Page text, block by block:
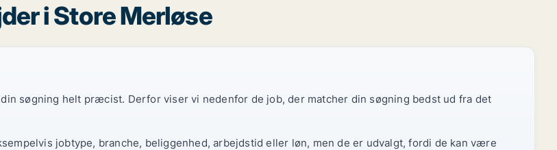
i Store Merløse
søgning helt præcist. Derfor viser vi nedenfor de job, der matcher din søgning bedst ud fra det
jobtype, branche, beliggenhed, arbejdstid eller løn, men de er udvalgt, fordi de kan være